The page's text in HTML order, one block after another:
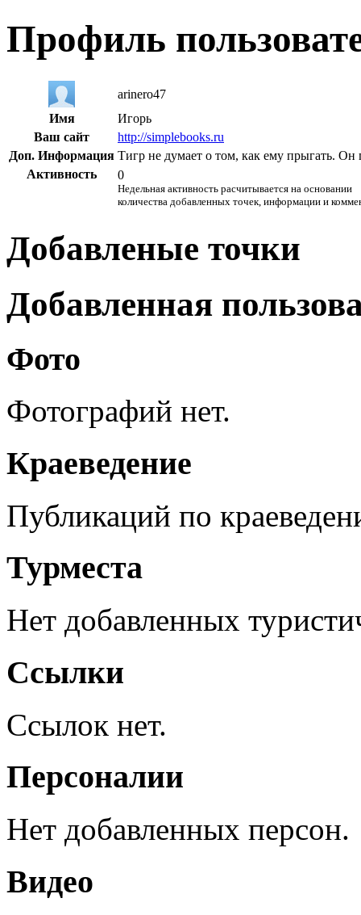
Профиль
arinero47
Имя
Игорь
Ваш сайт
http://simplebooks.ru
Доп. Информация Тигр не думает о том, как ему прыгать.
Активность
0
Недельная активность расчитывается на основании
количества добавленных точек, информации и
Добавленые точки
Добавленная
Фото
Фотографий нет.
Краеведение
Публикаций по
Турместа
Нет добавленных
Ссылки
Ссылок нет.
Персоналии
Нет добавленных персон.
Видео